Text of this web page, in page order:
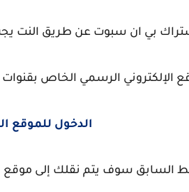
بي ان سبوت عن طريق النت يجب
الدخول للموقع
السابق سوف يتم نقلك إلى